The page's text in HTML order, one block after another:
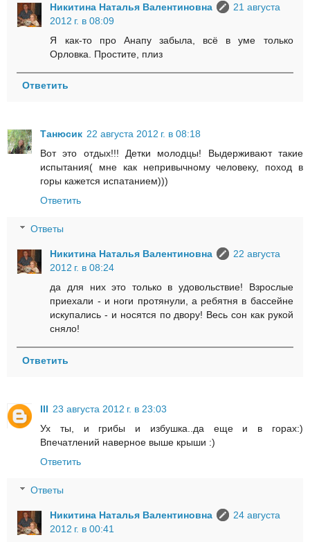
Никитина Наталья Валентиновна
21 августа
2012 г. в 08:09
Я как-то про Анапу забыла, всё в уме только
Орловка. Простите, плиз
Ответить
Танюсик 22 августа 2012 г. в 08:18
Вот это отдых!!! Детки молодцы! Выдерживают такие
испытания( мне как непривычному человеку, поход в
горы кажется испатанием)))
Ответить
Ответы
Никитина Наталья Валентиновна
22 августа
2012 г. в 08:24
да для них это только в удовольствие! Взрослые
приехали - и ноги протянули, а ребятня в бассейне
искупались - и носятся по двору! Весь сон как рукой
сняло!
Ответить
lll 23 августа 2012 г. в 23:03
Ух ты, и грибы и избушка..да еще и в горах:)
Впечатлений наверное выше крыши :)
Ответить
Ответы
Никитина Наталья Валентиновна
24 августа
2012 г. в 00:41